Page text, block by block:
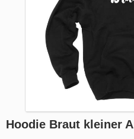
Hoodie Braut kleiner